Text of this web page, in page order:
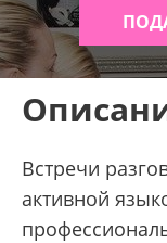
Встречи
активной